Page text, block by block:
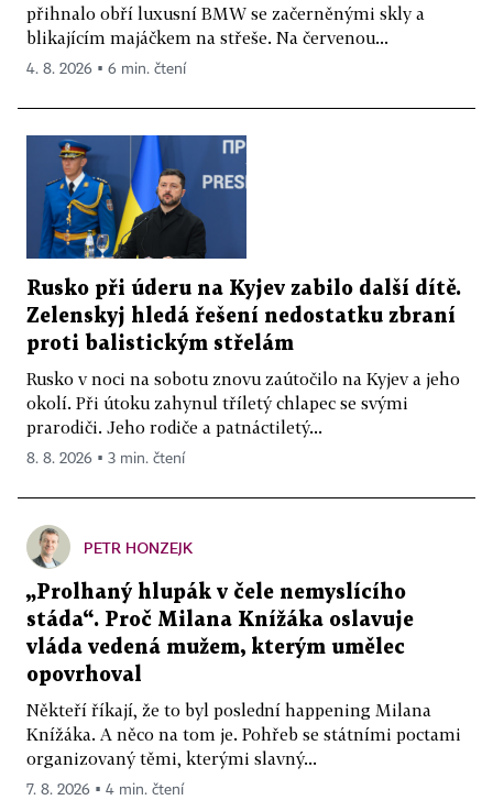
přihnalo obří luxusní BMW se začerněnými skly a
blikajícím majáčkem na střeše. Na červenou...
4. 8. 2026 ▪ 6 min. čtení
Rusko při úderu na Kyjev zabilo další dítě.
Zelenskyj hledá řešení nedostatku zbraní
proti balistickým střelám
Rusko v noci na sobotu znovu zaútočilo na Kyjev a jeho
okolí. Při útoku zahynul tříletý chlapec se svými
prarodiči. Jeho rodiče a patnáctiletý...
8. 8. 2026 ▪ 3 min. čtení
PETR HONZEJK
„Prolhaný hlupák v čele nemyslícího
stáda“. Proč Milana Knížáka oslavuje
vláda vedená mužem, kterým umělec
opovrhoval
Někteří říkají, že to byl poslední happening Milana
Knížáka. A něco na tom je. Pohřeb se státními poctami
organizovaný těmi, kterými slavný...
7. 8. 2026 ▪ 4 min. čtení